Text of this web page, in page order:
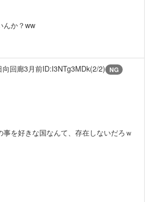
んか？ww
向回廊3月前ID:I3NTg3MDk(2/2) NG
事を好きな国なんて、存在しないだろｗ